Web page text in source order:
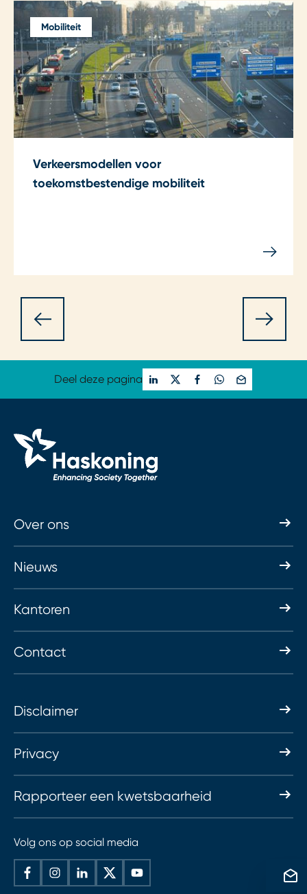
Mobiliteit
Verkeersmodellen voor
toekomstbestendige mobiliteit
Deel deze pagina
Over ons
Nieuws
Kantoren
Contact
Disclaimer
Privacy
Rapporteer een kwetsbaarheid
Volg ons op social media